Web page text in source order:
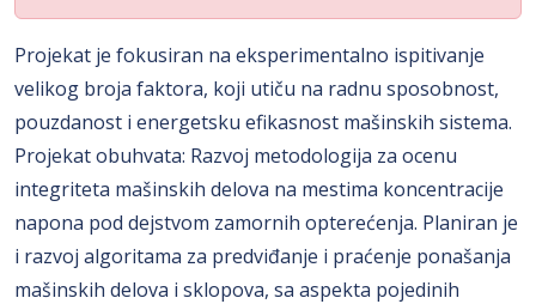
Projekat je fokusiran na eksperimentalno ispitivanje
velikog broja faktora, koji utiču na radnu sposobnost,
pouzdanost i energetsku efikasnost mašinskih sistema.
Projekat obuhvata: Razvoj metodologija za ocenu
integriteta mašinskih delova na mestima koncentracije
napona pod dejstvom zamornih opterećenja. Planiran je
i razvoj algoritama za predviđanje i praćenje ponašanja
mašinskih delova i sklopova, sa aspekta pojedinih